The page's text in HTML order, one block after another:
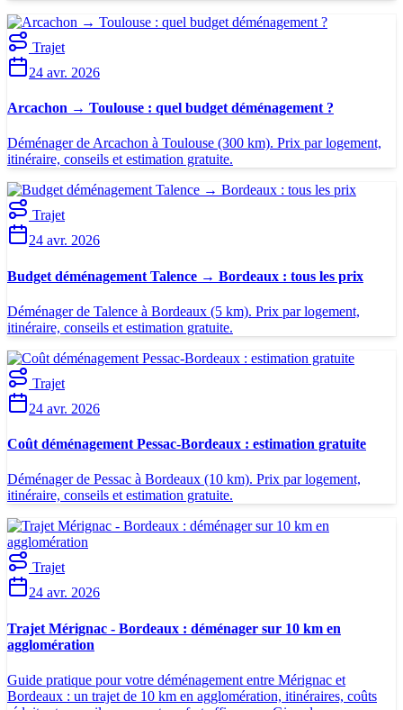
Trajet
24 avr. 2026
Arcachon → Toulouse : quel budget déménagement ?
Déménager de Arcachon à Toulouse (300 km). Prix par logement,
itinéraire, conseils et estimation gratuite.
Trajet
24 avr. 2026
Budget déménagement Talence → Bordeaux : tous les prix
Déménager de Talence à Bordeaux (5 km). Prix par logement,
itinéraire, conseils et estimation gratuite.
Trajet
24 avr. 2026
Coût déménagement Pessac-Bordeaux : estimation gratuite
Déménager de Pessac à Bordeaux (10 km). Prix par logement,
itinéraire, conseils et estimation gratuite.
Trajet
24 avr. 2026
Trajet Mérignac - Bordeaux : déménager sur 10 km en
agglomération
Guide pratique pour votre déménagement entre Mérignac et
Bordeaux : un trajet de 10 km en agglomération, itinéraires, coûts